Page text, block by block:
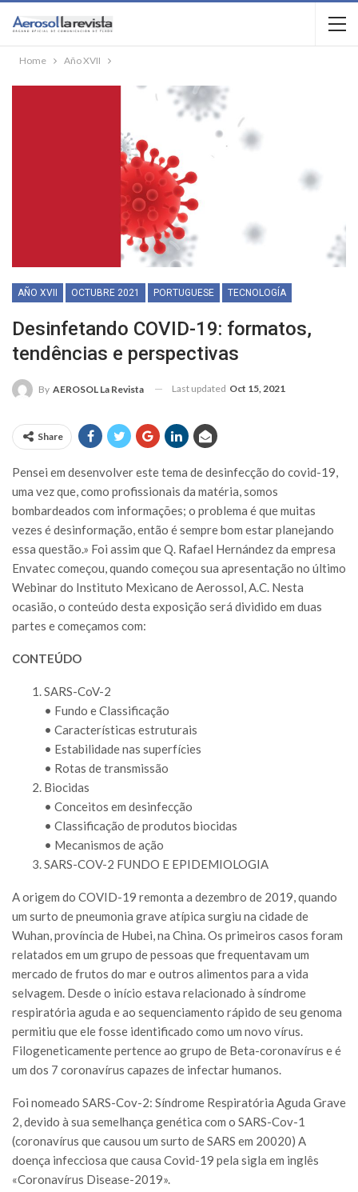
Home Año XVII
AÑO XVII OCTUBRE 2021 PORTUGUESE TECNOLOGÍA
Desinfetando COVID-19: formatos,
tendências e perspectivas
By AEROSOL La Revista Last updated Oct 15, 2021
Share
Pensei em desenvolver este tema de desinfecção do covid-19,
uma vez que, como profissionais da matéria, somos
bombardeados com informações; o problema é que muitas
vezes é desinformação, então é sempre bom estar planejando
essa questão.» Foi assim que Q. Rafael Hernández da empresa
Envatec começou, quando começou sua apresentação no último
Webinar do Instituto Mexicano de Aerossol, A.C. Nesta
ocasião, o conteúdo desta exposição será dividido em duas
partes e começamos com:
CONTEÚDO
SARS-CoV-2
• Fundo e Classificação
• Características estruturais
• Estabilidade nas superfícies
• Rotas de transmissão
Biocidas
• Conceitos em desinfecção
• Classificação de produtos biocidas
• Mecanismos de ação
SARS-COV-2 FUNDO E EPIDEMIOLOGIA
A origem do COVID-19 remonta a dezembro de 2019, quando
um surto de pneumonia grave atípica surgiu na cidade de
Wuhan, província de Hubei, na China. Os primeiros casos foram
relatados em um grupo de pessoas que frequentavam um
mercado de frutos do mar e outros alimentos para a vida
selvagem. Desde o início estava relacionado à síndrome
respiratória aguda e ao sequenciamento rápido de seu genoma
permitiu que ele fosse identificado como um novo vírus.
Filogeneticamente pertence ao grupo de Beta-coronavírus e é
um dos 7 coronavírus capazes de infectar humanos.
Foi nomeado SARS-Cov-2: Síndrome Respiratória Aguda Grave
2, devido à sua semelhança genética com o SARS-Cov-1
(coronavírus que causou um surto de SARS em 20020) A
doença infecciosa que causa Covid-19 pela sigla em inglês
«Coronavírus Disease-2019».